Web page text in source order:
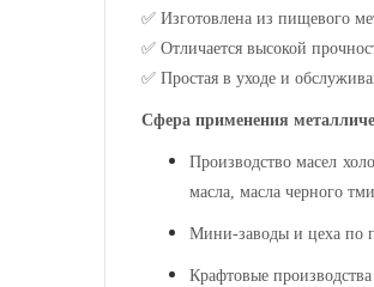
✅ Изготовлена из пищевого
✅ Отличается высокой
✅ Простая в уходе и
Сфера применения
Производство масел
масла, масла черного
Мини-заводы и цеха по
Крафтовые